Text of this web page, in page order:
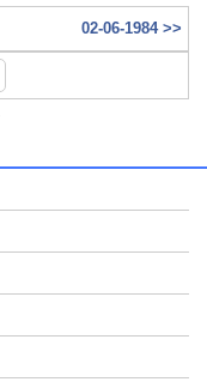
02-06-1984 >>